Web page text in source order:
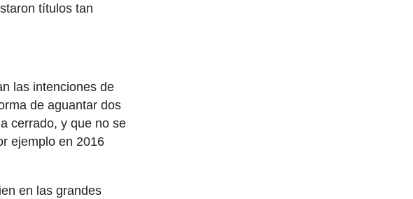
títulos tan
las intenciones de
de aguantar dos
cerrado, y que no se
ejemplo en 2016
en las grandes